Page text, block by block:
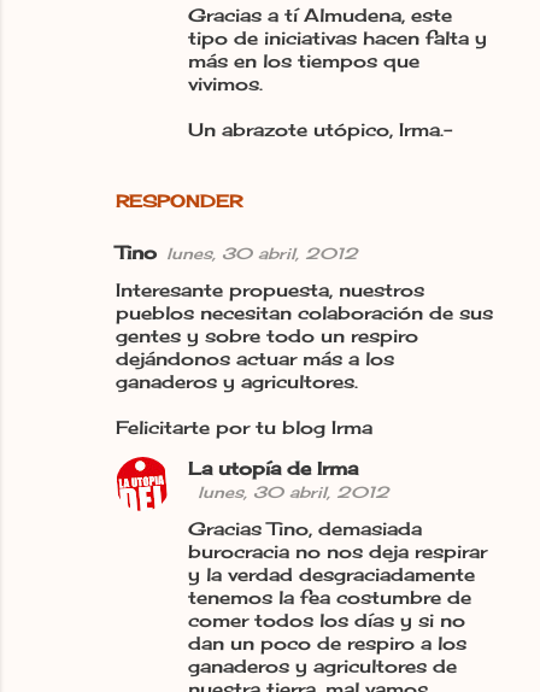
RESPONDER
Gracias a tí Almudena, este
tipo de iniciativas hacen falta y
más en los tiempos que
vivimos.
Un abrazote utópico, Irma.-
Tino lunes, 30 abril, 2012
Interesante propuesta, nuestros
pueblos necesitan colaboración de sus
gentes y sobre todo un respiro
dejándonos actuar más a los
ganaderos y agricultores.
Felicitarte por tu blog Irma
La utopía de Irma
lunes, 30 abril, 2012
Gracias Tino, demasiada
burocracia no nos deja respirar
y la verdad desgraciadamente
tenemos la fea costumbre de
comer todos los días y si no
dan un poco de respiro a los
ganaderos y agricultores de